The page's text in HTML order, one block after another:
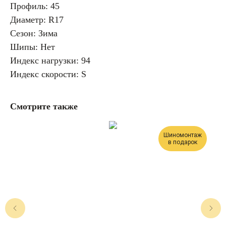
Профиль: 45
Диаметр: R17
Сезон: Зима
Шипы: Нет
Индекс нагрузки: 94
Индекс скорости: S
Смотрите также
Шиномонтаж
в подарок